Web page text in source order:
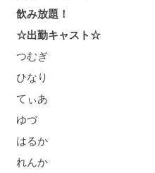
飲み放題！
☆出勤キャスト☆
つむぎ
ひなり
てぃあ
ゆづ
はるか
れんか